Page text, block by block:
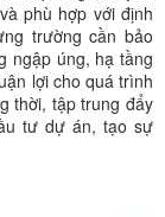
phù hợp với định
trường cần bảo
ngập úng, hạ tầng
lợi cho quá trình
thời, tập trung đẩy
tư dự án, tạo sự